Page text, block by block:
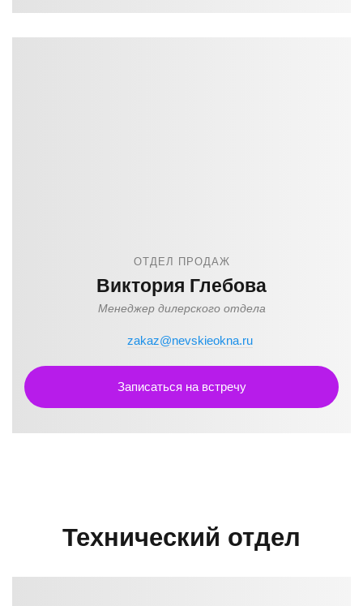
ОТДЕЛ ПРОДАЖ
Виктория Глебова
Менеджер дилерского отдела
zakaz@nevskieokna.ru
Записаться на встречу
Технический отдел